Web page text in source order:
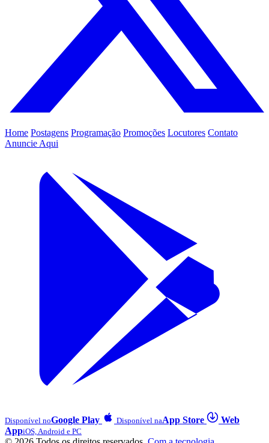
Home Postagens Programação Promoções Locutores Contato
Anuncie Aqui
Disponível noGoogle Play Disponível naApp Store
Web
AppiOS, Android e PC